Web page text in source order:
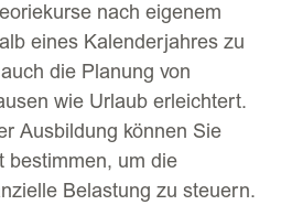
nach eigenem
eines Kalenderjahres zu
die Planung von
wie Urlaub erleichtert.
Ausbildung können Sie
bestimmen, um die
Belastung zu steuern.